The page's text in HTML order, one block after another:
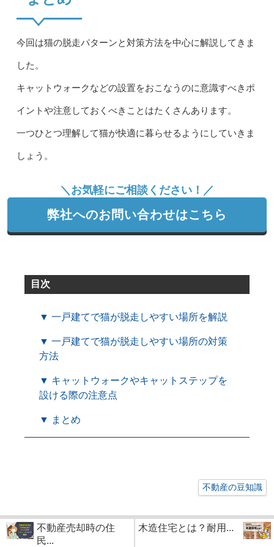
今回は猫の脱走パターンと対策方法を中心に解説してきま
した。
キャットウォークなどの設置をおこなうのに意識すべきポ
イントや注意しておくべきことはたくさんあります。
一つひとつ理解して猫が快適に暮らせるようにしていきま
しょう。
＼お気軽にご相談ください！／
弊社へのお問い合わせはこちら
目次
▼ 一戸建てで猫が脱走しやすい場所を解説
▼ 一戸建てで猫が脱走しやすい場所の対策
方法
▼ キャットウォークやキャットステップを
設ける際の注意点
▼ まとめ
不動産の豆知識
不動産売却時の住
民...
木造住宅とは？耐用...